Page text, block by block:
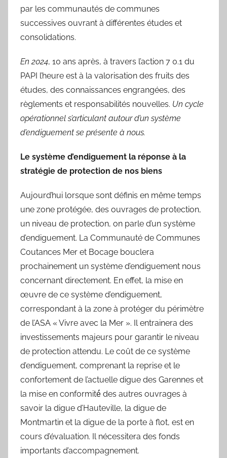
par les communautés de communes
successives ouvrant à différentes études et
consolidations.
En 2024, 10 ans après, à travers l’action 7 0.1 du
PAPI l’heure est à la valorisation des fruits des
études, des connaissances engrangées, des
règlements et responsabilités nouvelles. Un cycle
opérationnel s’articulant autour d’un système
d’endiguement se présente à nous.
Le système d’endiguement la réponse à la
stratégie de protection de nos biens
Aujourd’hui lorsque sont définis en même temps
une zone protégée, des ouvrages de protection,
un niveau de protection, on parle d’un système
d’endiguement. La Communauté de Communes
Coutances Mer et Bocage bouclera
prochainement un système d’endiguement nous
concernant directement. En effet, la mise en
œuvre de ce système d’endiguement,
correspondant à la zone à protéger du périmètre
de l’ASA « Vivre avec la Mer ». Il entrainera des
investissements majeurs pour garantir le niveau
de protection attendu. Le coût de ce système
d’endiguement, comprenant la reprise et le
confortement de l’actuelle digue des Garennes et
la mise en conformité́ des autres ouvrages à
savoir la digue d’Hauteville, la digue de
Montmartin et la digue de la porte à flot, est en
cours d’évaluation. Il nécessitera des fonds
importants d’accompagnement.